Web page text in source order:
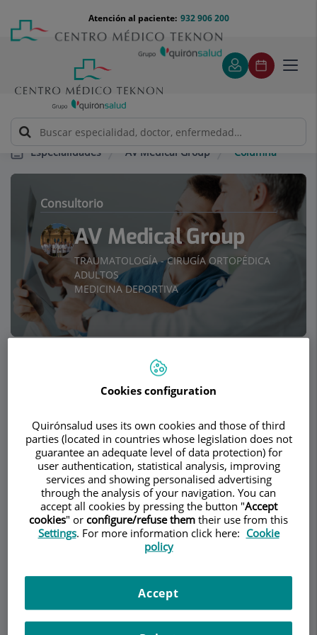
contenido
Menú
teléfono
cabecera
932 906 200
Atención al paciente:
Especialidades AV Medical Group Columna
Consultorio
AV Medical Group
TRAUMATOLOGÍA - CIRUGÍA ORTOPÉDICA
ADULTOS
MEDICINA DEPORTIVA
ServiciosEquipoContactoDatos de interés
Horario
Pedir cita
Columna
EnAV Medical Grouptrabajamos codo con codo
con el Instituto Avanzado de Cirugía de Columna
(ICAC), un centro líder en España dedicado a las
técnicas quirúrgicas más avanzadas y a mejorar la
calidad de vida de sus pacientes. Gracias a esta
alianza, ofrecemos un enfoque integral y
Cookies configuration
Quirónsalud uses its own cookies and those of third
parties (located in countries whose legislation does not
guarantee an adequate level of data protection) for
user authentication, statistical analysis, improving
services and showing personalised advertising
through the analysis of your navigation. You can
accept all cookies by pressing the button "Accept
cookies" or configure/refuse them their use from this
Settings. For more information click here: Cookie
policy
Accept